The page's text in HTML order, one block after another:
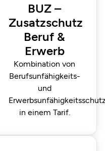
BUZ –
Zusatzschutz
Beruf &
Erwerb
Kombination von
Berufsunfähigkeits-
und
in einem Tarif.